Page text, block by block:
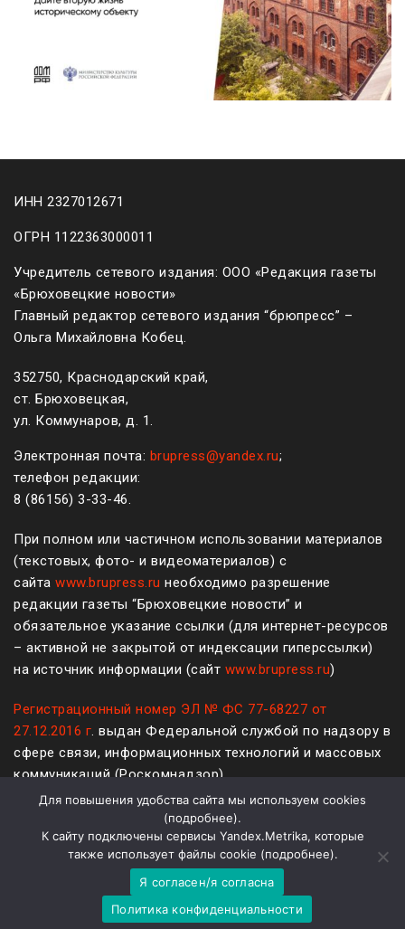
ИНН 2327012671
ОГРН 1122363000011
Учредитель сетевого издания: ООО «Редакция газеты
«Брюховецкие новости»
Главный редактор сетевого издания “брюпресс” –
Ольга Михайловна Кобец.
352750, Краснодарский край,
ст. Брюховецкая,
ул. Коммунаров, д. 1.
Электронная почта: brupress@yandex.ru;
телефон редакции:
8 (861 56) 3-33-46.
При полном или частичном использовании материалов
(текстовых, фото- и видеоматериалов) с
сайта www.brupress.ru необходимо разрешение
редакции газеты “Брюховецкие новости” и
обязательное указание ссылки (для интернет-ресурсов
– активной не закрытой от индексации гиперссылки)
на источник информации (сайт www.brupress.ru)
Регистрационный номер ЭЛ № ФС 77-68227 от
27.12.2016 г. выдан Федеральной службой по надзору в
сфере связи, информационных технологий и массовых
коммуникаций (Роскомнадзор)
Политика конфиденциальности и защиты информации
На платформеWordPress
Для повышения удобства сайта мы используем cookies
(подробнее).
К сайту подключены сервисы Yandex.Metrika, которые
также использует файлы cookie (подробнее).
Я согласен/я согласна
Политика конфиденциальности